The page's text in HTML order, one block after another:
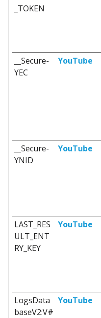
_TOKEN
__Secure-
YEC
YouTube
__Secure-
YNID
YouTube
LAST_RES
ULT_ENT
RY_KEY
YouTube
LogsData
baseV2:V#
YouTube